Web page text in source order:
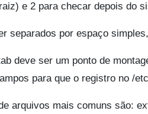
e 2 para checar depois do
separados por espaço
deve ser um ponto de
para que o registro no /
arquivos mais comuns são: